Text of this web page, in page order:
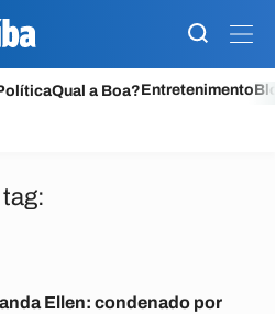
Qual a Boa?Entretenimento
Ellen: condenado por